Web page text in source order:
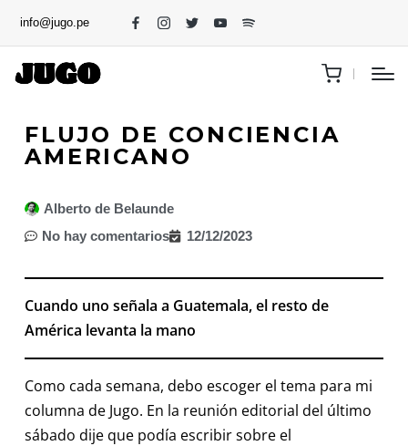
info@jugo.pe
FLUJO DE CONCIENCIA
AMERICANO
Alberto de Belaunde
No hay comentarios
12/12/2023
Cuando uno señala a Guatemala, el resto de
América levanta la mano
Como cada semana, debo escoger el tema para mi
columna de Jugo. En la reunión editorial del último
sábado dije que podía escribir sobre el